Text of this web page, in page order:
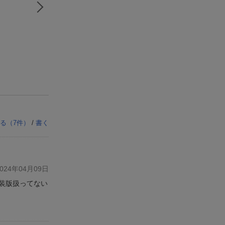
（7件） / 書く
年04月09日
版扱ってない